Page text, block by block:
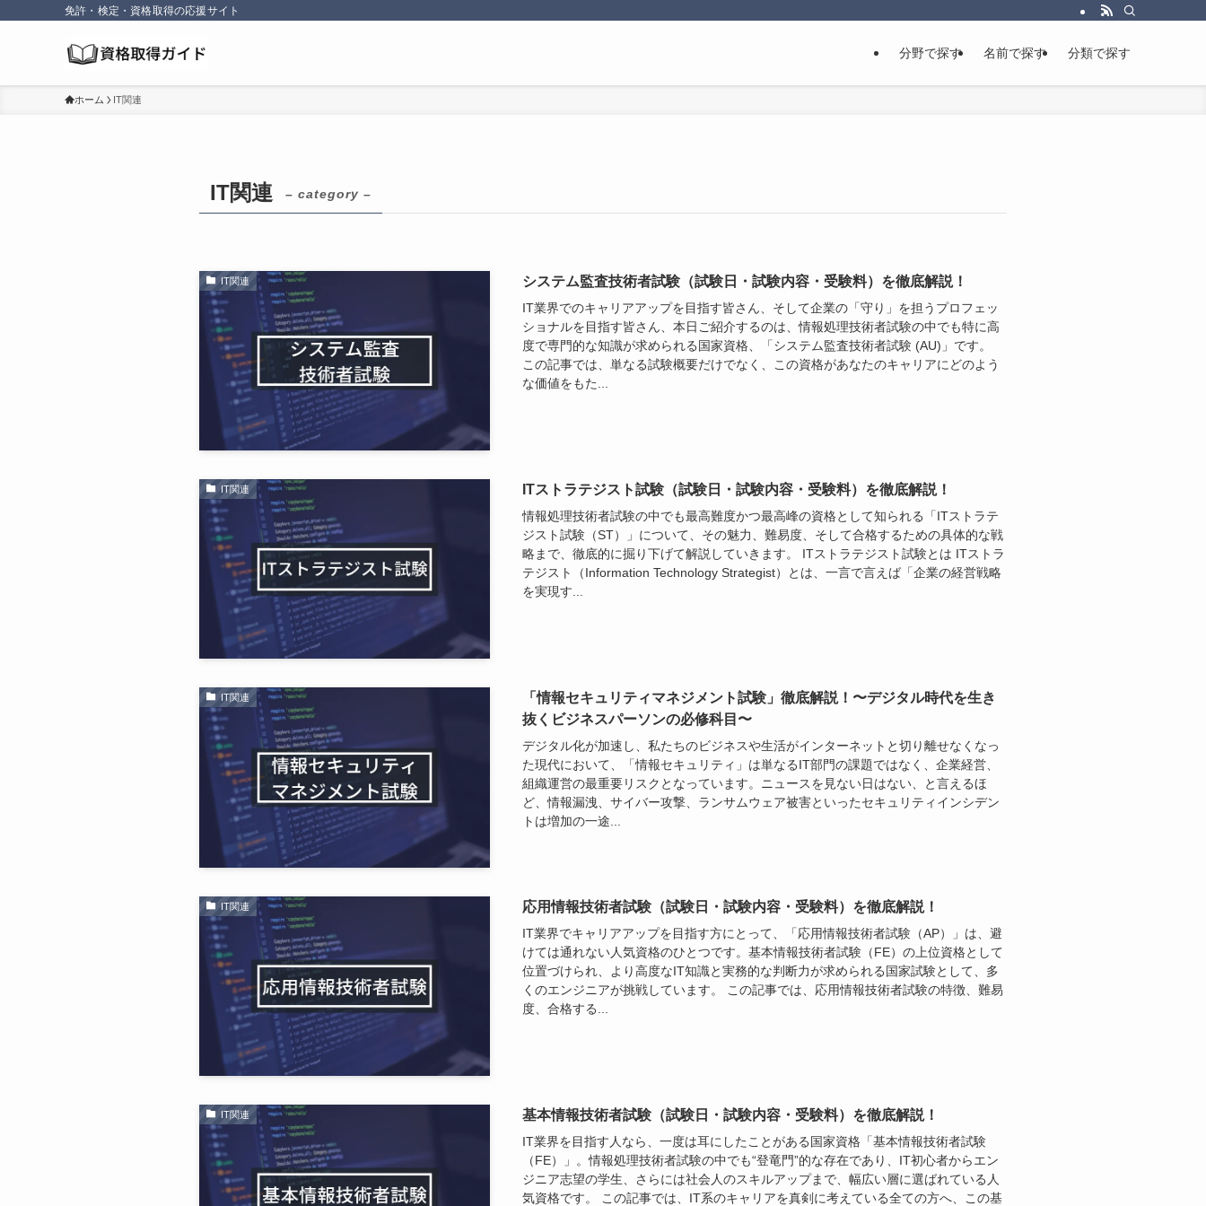
免許・検定・資格取得の応援サイト
分野で探す 名前で探す 分類で探す
ホーム IT関連
IT関連 – category –
IT関連 システム監査技術者試験（試験日・試験内容・受験料）を徹底解説！
IT業界でのキャリアアップを目指す皆さん、そして企業の「守り」を担うプロフェッ
ショナルを目指す皆さん、本日ご紹介するのは、情報処理技術者試験の中でも特に高
度で専門的な知識が求められる国家資格、「システム監査技術者試験 (AU)」です。
この記事では、単なる試験概要だけでなく、この資格があなたのキャリアにどのよう
な価値をもた...
IT関連 ITストラテジスト試験（試験日・試験内容・受験料）を徹底解説！
情報処理技術者試験の中でも最高難度かつ最高峰の資格として知られる「ITストラテ
ジスト試験（ST）」について、その魅力、難易度、そして合格するための具体的な戦
略まで、徹底的に掘り下げて解説していきます。 ITストラテジスト試験とは ITストラ
テジスト（Information Technology Strategist）とは、一言で言えば「企業の経営戦略
を実現す...
IT関連
「情報セキュリティマネジメント試験」徹底解説！〜デジタル時代を生き
抜くビジネスパーソンの必修科目〜
デジタル化が加速し、私たちのビジネスや生活がインターネットと切り離せなくなっ
た現代において、「情報セキュリティ」は単なるIT部門の課題ではなく、企業経営、
組織運営の最重要リスクとなっています。ニュースを見ない日はない、と言えるほ
ど、情報漏洩、サイバー攻撃、ランサムウェア被害といったセキュリティインシデン
トは増加の一途...
IT関連 応用情報技術者試験（試験日・試験内容・受験料）を徹底解説！
IT業界でキャリアアップを目指す方にとって、「応用情報技術者試験（AP）」は、避
けては通れない人気資格のひとつです。基本情報技術者試験（FE）の上位資格として
位置づけられ、より高度なIT知識と実務的な判断力が求められる国家試験として、多
くのエンジニアが挑戦しています。 この記事では、応用情報技術者試験の特徴、難易
度、合格する...
IT関連 基本情報技術者試験（試験日・試験内容・受験料）を徹底解説！
IT業界を目指す人なら、一度は耳にしたことがある国家資格「基本情報技術者試験
（FE）」。情報処理技術者試験の中でも“登竜門”的な存在であり、IT初心者からエン
ジニア志望の学生、さらには社会人のスキルアップまで、幅広い層に選ばれている人
気資格です。 この記事では、IT系のキャリアを真剣に考えている全ての方へ、この基